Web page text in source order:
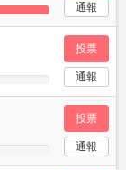
通報
投票
通報
投票
通報